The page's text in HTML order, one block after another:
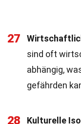
27
sind oft
abhängig,
gefährden
28 Kulturelle